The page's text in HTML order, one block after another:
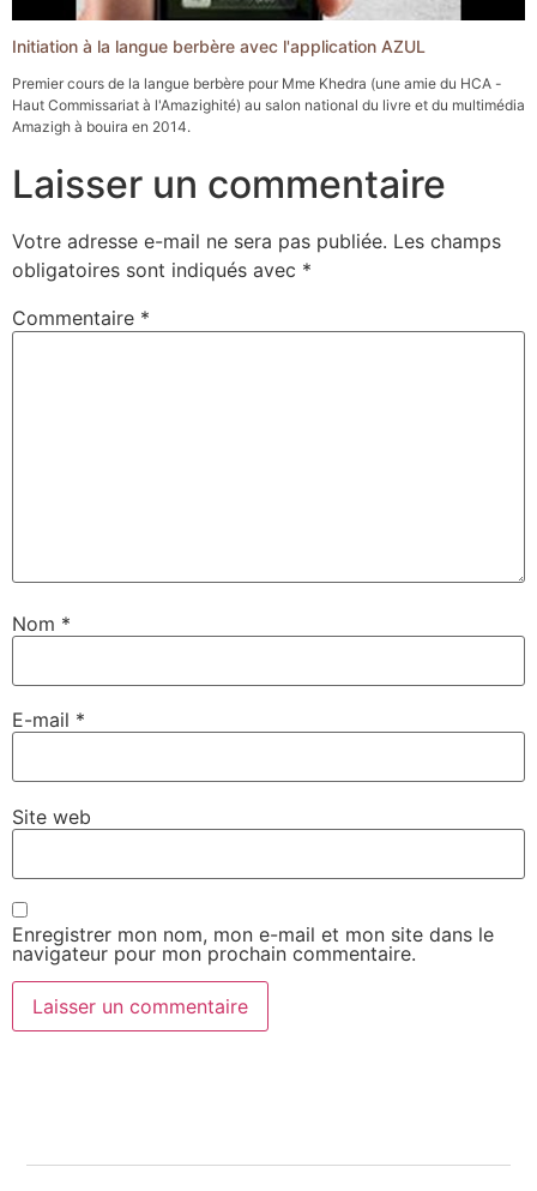
Initiation à la langue berbère avec l'application AZUL
Premier cours de la langue berbère pour Mme Khedra (une amie du HCA -
Haut Commissariat à l'Amazighité) au salon national du livre et du multimédia
Amazigh à bouira en 2014.
Laisser un commentaire
Votre adresse e-mail ne sera pas publiée. Les champs
obligatoires sont indiqués avec *
Commentaire *
Nom *
E-mail *
Site web
Enregistrer mon nom, mon e-mail et mon site dans le
navigateur pour mon prochain commentaire.